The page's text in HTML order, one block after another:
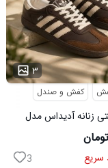
۳
کفش و صندل
زنانه آدیداس مدل
ای
سریع 3